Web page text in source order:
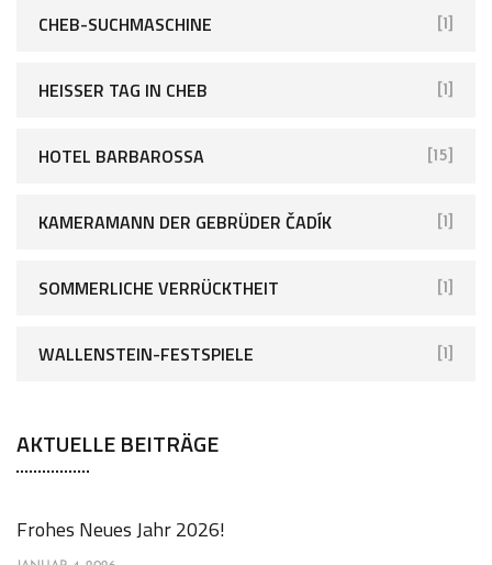
CHEB-SUCHMASCHINE [1]
HEISSER TAG IN CHEB [1]
HOTEL BARBAROSSA [15]
KAMERAMANN DER GEBRÜDER ČADÍK [1]
SOMMERLICHE VERRÜCKTHEIT [1]
WALLENSTEIN-FESTSPIELE [1]
AKTUELLE BEITRÄGE
Frohes Neues Jahr 2026!